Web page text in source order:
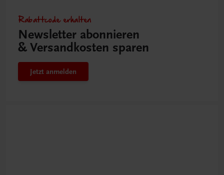
Rabattcode erhalten
Newsletter abonnieren
& Versandkosten sparen
Jetzt anmelden